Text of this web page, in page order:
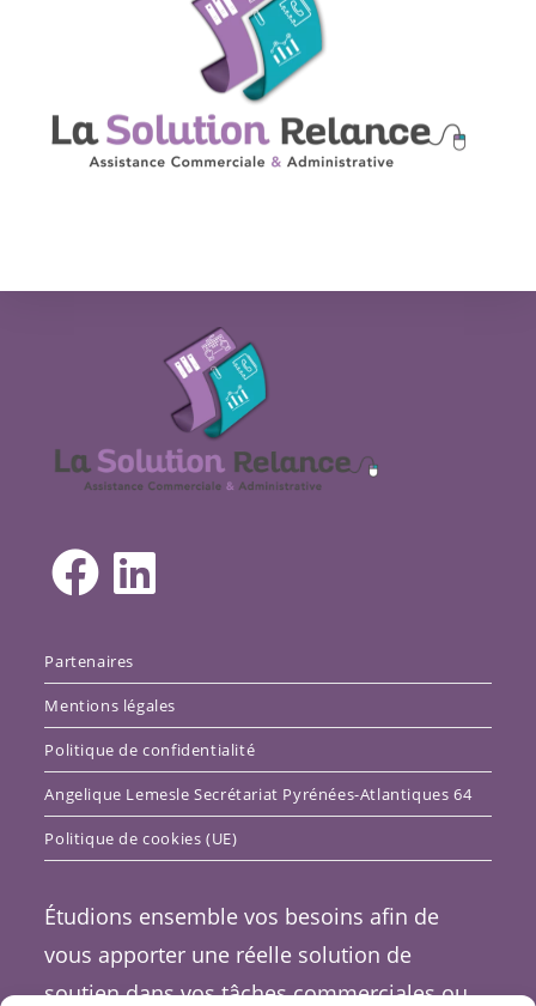
Partenaires
Mentions légales
Politique de confidentialité
Angelique Lemesle Secrétariat Pyrénées-Atlantiques 64
Politique de cookies (UE)
Étudions ensemble vos besoins afin de
vous apporter une réelle solution de
soutien dans vos tâches commerciales ou